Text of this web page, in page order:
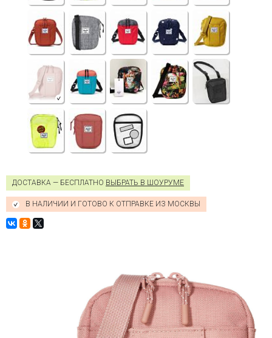
ДОСТАВКА — БЕСПЛАТНО ВЫБРАТЬ В ШОУРУМЕ
В НАЛИЧИИ И ГОТОВО К ОТПРАВКЕ ИЗ МОСКВЫ